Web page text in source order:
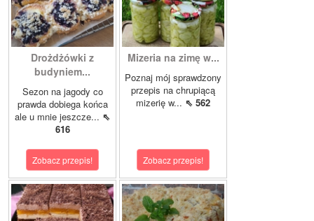
Drożdżówki z
budyniem...
Sezon na jagody co
prawda dobiega końca
ale u mnie jeszcze... ⇖
616
Zobacz przepis!
Mizeria na zimę w...
Poznaj mój sprawdzony
przepis na chrupiącą
mizerię w... ⇖ 562
Zobacz przepis!